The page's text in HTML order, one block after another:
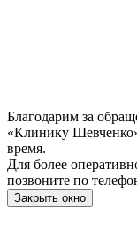
Благодарим за
«Клинику
время.
Для более
позвоните по
Закрыть окно